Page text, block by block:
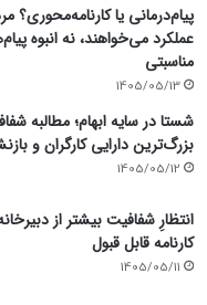
پیام‌درمانی یا کارنامه‌محوری؟
عملکرد می‌خواهند، نه انبوه
مناسبتی
1405/05/13
شستا در سایه ابهام؛ مطالبه
بزرگ‌ترین دارایی کارگران و
1405/05/12
انتظارِ شفافیت بیشتر از
کارنامه قابل قبول
1405/05/11